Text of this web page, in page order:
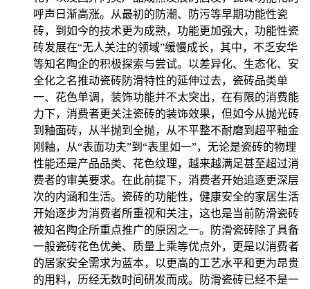
呼声日渐高涨。从最初的防潮、防污等早期功能性瓷
砖，到如今的技术更为成熟，功能更加强大，功能性瓷
砖发展在“无人关注的领域”缓慢成长，其中，不乏安华
等知名陶企的积极探索与尝试。以差异化、生态化、安
全化之名推动瓷砖防滑特性的延伸过去，瓷砖品类单
一、花色单调，装饰功能并不太突出，在有限的消费能
力下，消费者更关注瓷砖的装饰效果，但如今从抛光砖
到釉面砖，从半抛到全抛，从不平整不耐磨到超平釉金
刚釉，从“表面功夫”到“表里如一”，无论是瓷砖的物理
性能还是产品品类、花色纹理，越来越满足甚至超过消
费者的审美要求。在此前提下，消费者开始追逐更深层
次的内涵和生活。瓷砖的功能性，健康安全的家居生活
开始逐步为消费者所重视和关注，这也是当前防滑瓷砖
被知名陶企所重点推广的原因之一。防滑瓷砖除了具备
一般瓷砖花色优美、质量上乘等优点外，更是以消费者
的居家安全需求为蓝本，以更高的工艺水平和更为昂贵
的用料，历经无数时间研发而成。防滑瓷砖已经不是一